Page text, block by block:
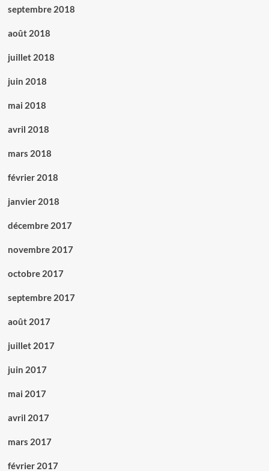
septembre 2018
août 2018
juillet 2018
juin 2018
mai 2018
avril 2018
mars 2018
février 2018
janvier 2018
décembre 2017
novembre 2017
octobre 2017
septembre 2017
août 2017
juillet 2017
juin 2017
mai 2017
avril 2017
mars 2017
février 2017